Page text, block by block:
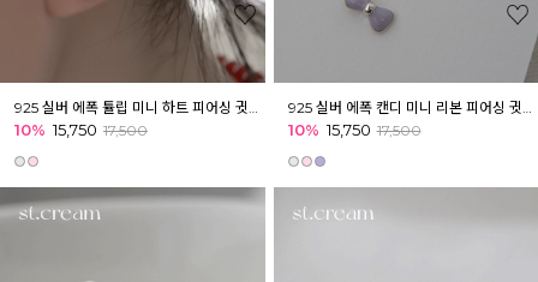
925 실버 에폭 튤립 미니 하트 피어싱 귓볼 아웃컨츠
10% 15,750 17,500
925 실버 에폭 캔디 미니 리본 피어싱 귓볼 귓바퀴 이너컨츠
10% 15,750 17,500